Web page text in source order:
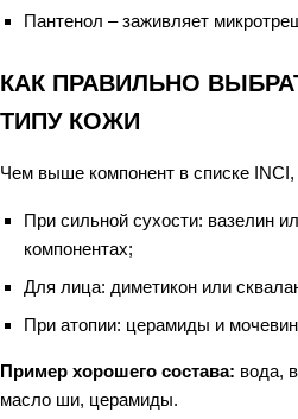
Пантенол – заживляет
КАК ПРАВИЛЬНО
ТИПУ КОЖИ
Чем выше компонент в списке
При сильной сухости: вазелин
компонентах;
Для лица: диметикон или
При атопии: церамиды и
Пример хорошего состава: вода,
масло ши, церамиды.